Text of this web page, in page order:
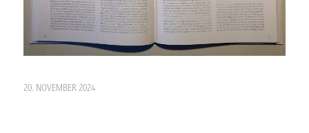
20. NOVEMBER 2024